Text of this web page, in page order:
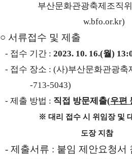
부산문화관광축제조직
w.bfo.or.kr)
○ 서류접수 및 제출
- 접수 기간 : 2023. 10. 16.(월 )
- 접수 장소 : (사)부산문화관광축
-713-5043)
- 제출 방법 : 직접 방문제출(우편
※ 대리 접수 시 위임장 및
도장 지참
- 제출서류 : 붙임 제안요청서